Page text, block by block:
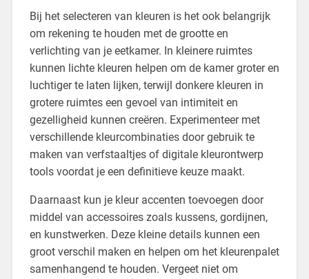
Bij het selecteren van kleuren is het ook belangrijk
om rekening te houden met de grootte en
verlichting van je eetkamer. In kleinere ruimtes
kunnen lichte kleuren helpen om de kamer groter en
luchtiger te laten lijken, terwijl donkere kleuren in
grotere ruimtes een gevoel van intimiteit en
gezelligheid kunnen creëren. Experimenteer met
verschillende kleurcombinaties door gebruik te
maken van verfstaaltjes of digitale kleurontwerp
tools voordat je een definitieve keuze maakt.
Daarnaast kun je kleur accenten toevoegen door
middel van accessoires zoals kussens, gordijnen,
en kunstwerken. Deze kleine details kunnen een
groot verschil maken en helpen om het kleurenpalet
samenhangend te houden. Vergeet niet om